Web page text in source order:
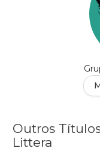
Outros
Littera